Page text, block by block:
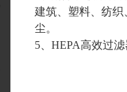
建筑、塑料、纺
尘。
5、HEPA高效过